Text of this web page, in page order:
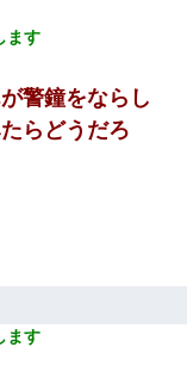
ます
警鐘をならし
らどうだろ
ます